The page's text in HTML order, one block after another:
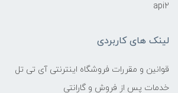
api2
لینک های کاربردی
قوانین و مقررات فروشگاه اینترنتی آی تی تل
خدمات پس از فروش و گارانتی